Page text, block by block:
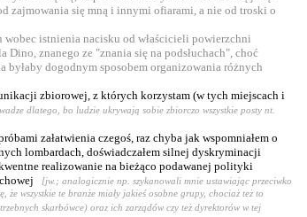
zajmowania się mną i innymi ofiarami, a nie od troski o
istnienia nacisku od właścicieli powierzchni
znanego ze "znania się na podsłuchach", choć
byłaby dogodnym sposobem organizowania różnych
zbiorowej, z których korzystam (w tych miejscach i
dlatego, bo ludzie ukrywają sobie zbiorczo wszystkie posty nt.
załatwienia czegoś, raz chyba jak wspomniałem o
lombardach, doświadczałem silnej dyskryminacji
realizowanie na bieżąco podawanej polityki
[jw.; analogicznie np. szykanowali mnie ustawiając przeciwko
wszystkie te branże miały jakieś osobne grupy, chociaż też to
skarbówce) oraz ich zarządów czy też dyrektorów w tej